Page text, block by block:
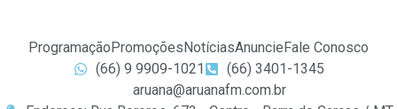
ProgramaçãoPromoçõesNotíciasAnuncieFale Conosco
(66) 9 9909-1021
(66) 3401-1345
aruana@aruanafm.com.br